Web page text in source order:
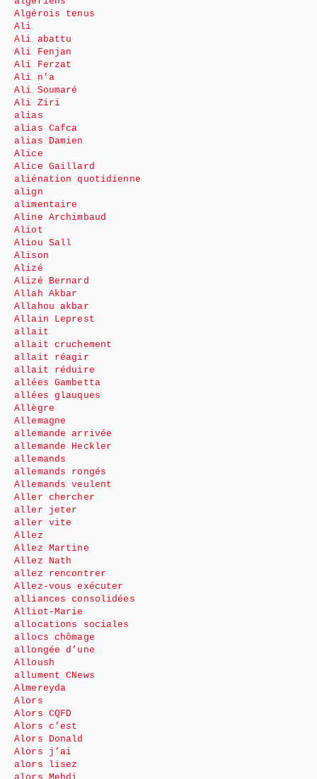
Algérois tenus
Ali
Ali abattu
Ali Fenjan
Ali Ferzat
Ali n’a
Ali Soumaré
Ali Ziri
alias
alias Cafca
alias Damien
Alice
Alice Gaillard
aliénation quotidienne
align
alimentaire
Aline Archimbaud
Aliot
Aliou Sall
Alison
Alizé
Alizé Bernard
Allah Akbar
Allahou akbar
Allain Leprest
allait
allait cruchement
allait réagir
allait réduire
allées Gambetta
allées glauques
Allègre
Allemagne
allemande arrivée
allemande Heckler
allemands
allemands rongés
Allemands veulent
Aller chercher
aller jeter
aller vite
Allez
Allez Martine
Allez Nath
allez rencontrer
Allez-vous exécuter
alliances consolidées
Alliot-Marie
allocations sociales
allocs chômage
allongée d’une
Alloush
allument CNews
Almereyda
Alors
Alors CQFD
Alors c’est
Alors Donald
Alors j’ai
alors lisez